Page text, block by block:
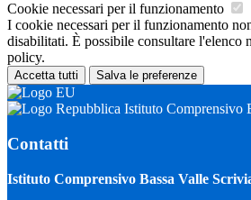
Cookie necessari per il funzionamento
I cookie necessari per il funzionamento
disabilitati. È possibile consultare l'elenco
policy.
Accetta tutti Salva le preferenze
Istituto Comprensivo
Contatti
Istituto Comprensivo Bassa Valle